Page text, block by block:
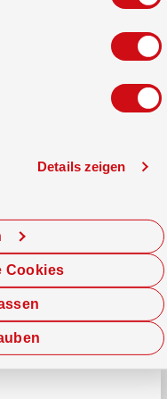
Details zeigen
Cookies